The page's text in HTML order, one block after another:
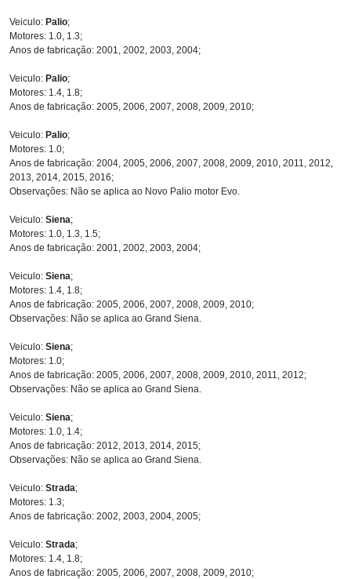
Veiculo: Palio;
Motores: 1.0, 1.3;
Anos de fabricação: 2001, 2002, 2003, 2004;
Veiculo: Palio;
Motores: 1.4, 1.8;
Anos de fabricação: 2005, 2006, 2007, 2008, 2009, 2010;
Veiculo: Palio;
Motores: 1.0;
Anos de fabricação: 2004, 2005, 2006, 2007, 2008, 2009, 2010, 2011, 2012,
2013, 2014, 2015, 2016;
Observações: Não se aplica ao Novo Palio motor Evo.
Veiculo: Siena;
Motores: 1.0, 1.3, 1.5;
Anos de fabricação: 2001, 2002, 2003, 2004;
Veiculo: Siena;
Motores: 1.4, 1.8;
Anos de fabricação: 2005, 2006, 2007, 2008, 2009, 2010;
Observações: Não se aplica ao Grand Siena.
Veiculo: Siena;
Motores: 1.0;
Anos de fabricação: 2005, 2006, 2007, 2008, 2009, 2010, 2011, 2012;
Observações: Não se aplica ao Grand Siena.
Veiculo: Siena;
Motores: 1.0, 1.4;
Anos de fabricação: 2012, 2013, 2014, 2015;
Observações: Não se aplica ao Grand Siena.
Veiculo: Strada;
Motores: 1.3;
Anos de fabricação: 2002, 2003, 2004, 2005;
Veiculo: Strada;
Motores: 1.4, 1.8;
Anos de fabricação: 2005, 2006, 2007, 2008, 2009, 2010;